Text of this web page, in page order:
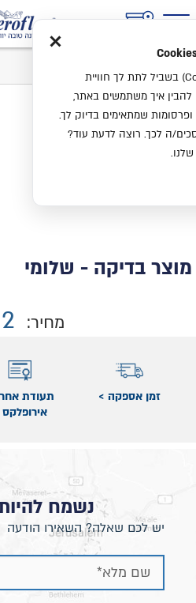
מוצר בדיקה - שלומי
מחיר: 2
זמן אספקה >
תעודת
נשמח
יש לכם שאלה? השאירו הודעה
×
אנחנו משתמשים בעוגיות (Cookies) בשביל לתת לך חוויית
להבין איך משתמשים באתר,
שמתאימים בדיוק לך.
ה לכך. רוצה לדעת עוד?